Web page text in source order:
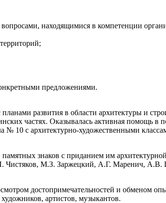
находящимися в компетенции
предложениями.
развития в области архитектуры и
частях. Оказывалась активная помощь в
10 с архитектурно-художественными
знаков с приданием им
Чистяков, М.З. Заржецкий, А.Г. Маренич, А.В.
достопримечательностей и обменом
артистов, музыкантов.